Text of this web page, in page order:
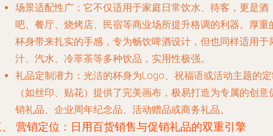
场景适配性广 ：它不仅适用于家庭日常饮水、待客，更是酒
吧、餐厅、烧烤店、民宿等商业场所提升格调的利器。厚重
杯身带来扎实的手感，专为畅饮啤酒设计，但也同样适用于
汁、汽水、冷萃茶等多种饮品，实用性极强。
礼品定制潜力 ：光洁的杯身为Logo、祝福语或活动主题的
（如丝印、贴花）提供了完美画布，极易打造为专属的创意
销礼品、企业周年纪念品、活动赠品或商务礼品。
营销定位：日用百货销售与促销礼品的双重引擎